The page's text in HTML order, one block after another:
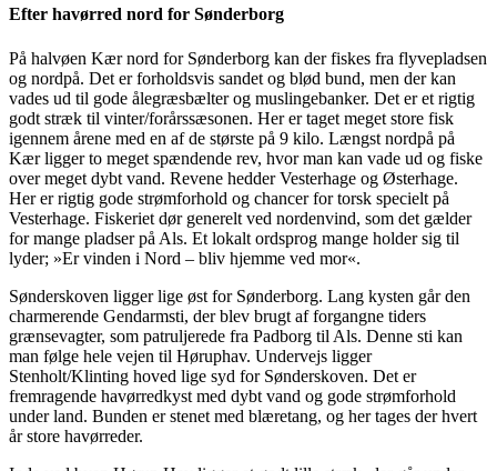
Efter havørred nord for Sønderborg
På halvøen Kær nord for Sønderborg kan der fiskes fra flyvepladsen
og nordpå. Det er forholdsvis sandet og blød bund, men der kan
vades ud til gode ålegræsbælter og muslingebanker. Det er et rigtig
godt stræk til vinter/forårssæsonen. Her er taget meget store fisk
igennem årene med en af de største på 9 kilo. Længst nordpå på
Kær ligger to meget spændende rev, hvor man kan vade ud og fiske
over meget dybt vand. Revene hedder Vesterhage og Østerhage.
Her er rigtig gode strømforhold og chancer for torsk specielt på
Vesterhage. Fiskeriet dør generelt ved nordenvind, som det gælder
for mange pladser på Als. Et lokalt ordsprog mange holder sig til
lyder; »Er vinden i Nord – bliv hjemme ved mor«.
Sønderskoven ligger lige øst for Sønderborg. Lang kysten går den
charmerende Gendarmsti, derblev brugt af forgangne tiders
grænsevagter, som patruljerede fra Padborg til Als. Denne sti kan
man følge hele vejen til Høruphav. Undervejs ligger
Stenholt/Klinting hoved lige syd for Sønderskoven. Det er
fremragende havørredkyst med dybt vand og gode strømforhold
under land. Bunden er stenet med blæretang, og her tages der hvert
år store havørreder.